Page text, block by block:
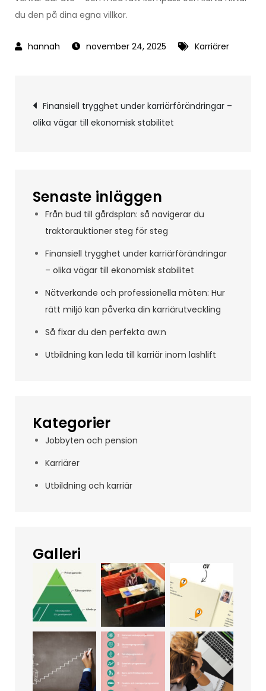
du den på dina egna villkor.
november 24, 2025 Karriärer
Inläggsnavigering
Finansiell trygghet under karriärförändringar –
olika vägar till ekonomisk stabilitet
Senaste inläggen
Från bud till gårdsplan: så navigerar du
traktorauktioner steg för steg
Finansiell trygghet under karriärförändringar
– olika vägar till ekonomisk stabilitet
Nätverkande och professionella möten: Hur
rätt miljö kan påverka din karriärutveckling
Så fixar du den perfekta aw:n
Utbildning kan leda till karriär inom lashlift
Kategorier
Jobbyten och pension
Karriärer
Utbildning och karriär
Galleri